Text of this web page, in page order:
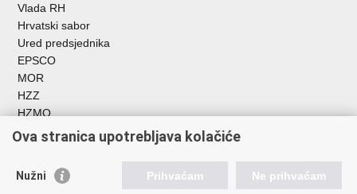
Vlada RH
Hrvatski sabor
Ured predsjednika
EPSCO
MOR
HZZ
HZMO
REGOS
Hrvatski zavod za socijalni rad
Akademija socijalne skrbi - ASOSK
Obiteljski centar
Ova stranica upotrebljava kolačiće
Nužni Prihvaćam Ne prihvaćam